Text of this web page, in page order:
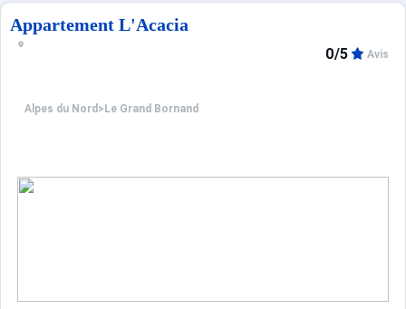
Appartement L'Acacia
Alpes du Nord > Le Grand Bornand
0/5 Avis